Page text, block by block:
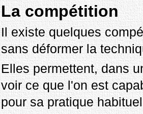
La compétition
Il existe quelques
sans déformer la
Elles permettent, dans
voir ce que l'on est
pour sa pratique